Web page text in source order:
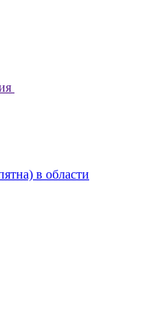
в области